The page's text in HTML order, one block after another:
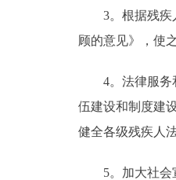
3。根据残疾人
顾的意见》，使
4。法律服务和
伍建设和制度建
健全各级残疾人
5。加大社会宣